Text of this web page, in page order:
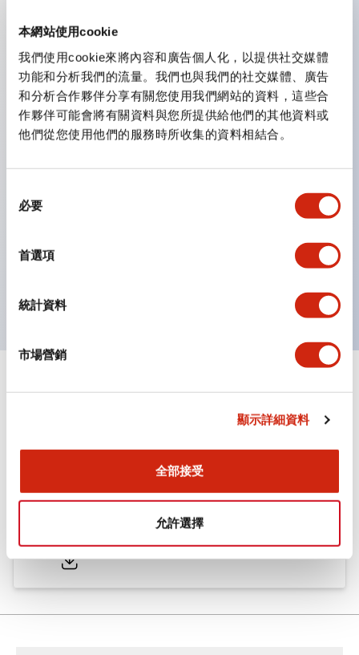
本網站使用cookie
我們使用cookie來將內容和廣告個人化，以提供社交媒體
功能和分析我們的流量。我們也與我們的社交媒體、廣告
和分析合作夥伴分享有關您使用我們網站的資料，這些合
作夥伴可能會將有關資料與您所提供給他們的其他資料或
他們從您使用他們的服務時所收集的資料相結合。
必要
首選項
統計資料
市場營銷
顯示詳細資料
全部接受
允許選擇
主要特點
CS型凸輪開關是方便用於設備的開關和切換，適用範圍廣
泛的操作開關器。
提供72種標準迴路
透過6種形式與接點模組段數的組合，可實現各種接點構
造。
配備可確認接點狀態的指示燈，並提供手柄操作型、鑰匙
手柄可從6種中選擇
文件和檔案
型錄和宣傳手冊 CAD檔 認證與標準
ø25/30 系列 CS型 凸輪開關